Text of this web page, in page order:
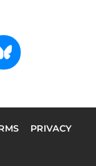
PRIVACY